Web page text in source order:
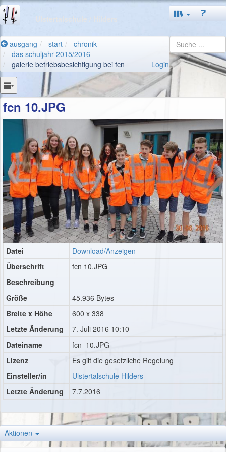
ausgang start
chronik
das schuljahr 2015/2016
galerie betriebsbesichtigung bei fcn
Login
fcn 10.JPG
Datei
Download/Anzeigen
Überschrift
fcn 10.JPG
Beschreibung
Größe
45.936 Bytes
Breite x Höhe
600 x 338
Letzte Änderung
7. Juli 2016 10:10
Dateiname
fcn_10.JPG
Lizenz
Es gilt die gesetzliche Regelung
Einsteller/in
Ulstertalschule Hilders
Letzte Änderung
7.7.2016
Aktionen